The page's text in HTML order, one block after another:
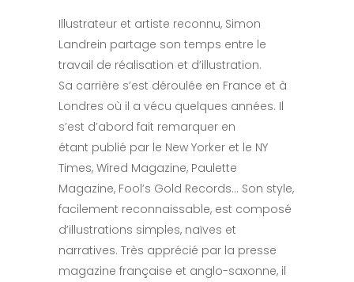
Illustrateur et artiste reconnu, Simon
Landrein partage son temps entre le
travail de réalisation et d’illustration.
Sa carrière s’est déroulée en France et à
Londres où il a vécu quelques années. Il
s’est d’abord fait remarquer en
étant publié par le New Yorker et le NY
Times, Wired Magazine, Paulette
Magazine, Fool’s Gold Records… Son style,
facilement reconnaissable, est composé
d’illustrations simples, naïves et
narratives. Très apprécié par la presse
magazine française et anglo-saxonne, il